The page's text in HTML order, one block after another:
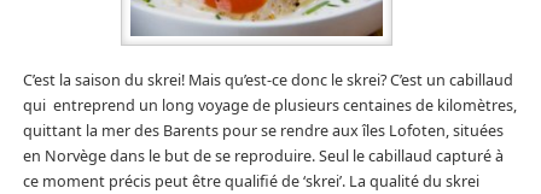
C’est la saison du skrei! Mais qu’est-ce donc le skrei? C’est un cabillaud
qui entreprend un long voyage de plusieurs centaines de kilomètres,
quittant la mer des Barents pour se rendre aux îles Lofoten, situées
en Norvège dans le but de se reproduire. Seul le cabillaud capturé à
ce moment précis peut être qualifié de ‘skrei’. La qualité du skrei